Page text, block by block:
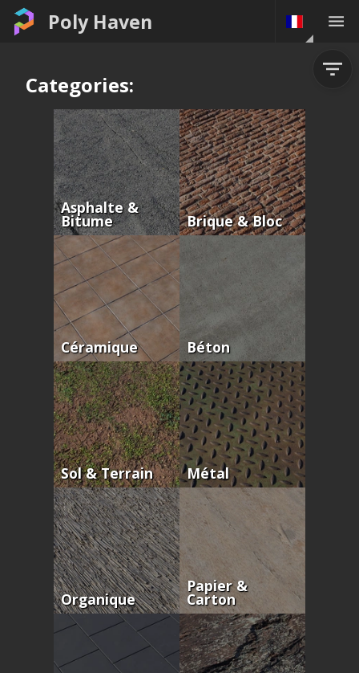
Poly Haven
Categories:
Asphalte &
Bitume Brique & Bloc
Céramique Béton
Sol & Terrain Métal
Organique
Papier &
Carton